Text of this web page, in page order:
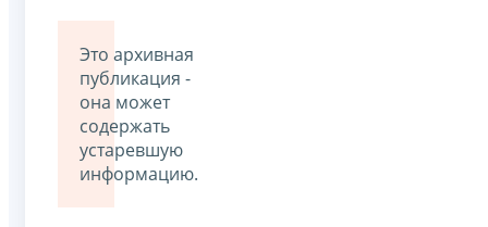
Это архивная
публикация -
она может
содержать
устаревшую
информацию.